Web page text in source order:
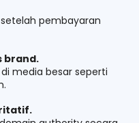
pembayaran
brand.
media besar seperti